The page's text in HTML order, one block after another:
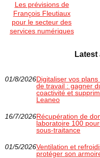
Les prévisions de
François Fleutiaux
pour le secteur des
services numériques
01/8/2026Digitaliser vos
de travail : gagner
coactivité et
Leaneo
16/7/2026Récupération de
laboratoire 100
sous-traitance
01/5/2026Ventilation et
protéger son